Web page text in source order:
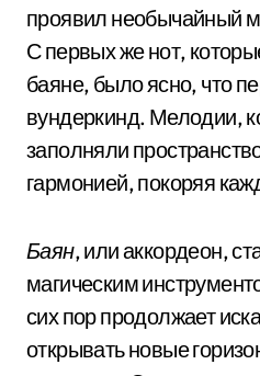
проявил необычайный
С первых же нот,
баяне, было ясно, что
вундеркинд. Мелодии,
заполняли
гармонией, покоряя
Баян, или аккордеон,
магическим
сих пор продолжает
открывать новые